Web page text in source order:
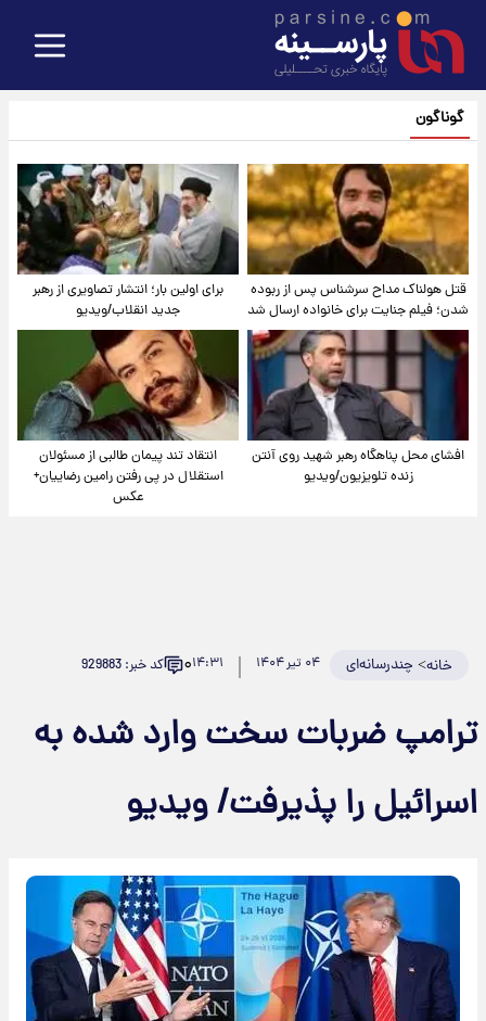
گوناگون
قتل هولناک مداح سرشناس پس از ربوده
شدن؛ فیلم جنایت برای خانواده ارسال شد
برای اولین بار؛ انتشار تصاویری از رهبر
جدید انقلاب/ویدیو
افشای محل پناهگاه‌ رهبر شهید روی آنتن
زنده تلویزیون/ویدیو
انتقاد تند پیمان طالبی از مسئولان
استقلال در پی رفتن رامین رضاییان+
عکس
خانه> چندرسانه‌ای ۰۴ تیر ۱۴۰۴ ۱۴:۳۱۰ کد خبر: 929883
ترامپ ضربات سخت وارد شده به
اسرائیل را پذیرفت/ ویدیو